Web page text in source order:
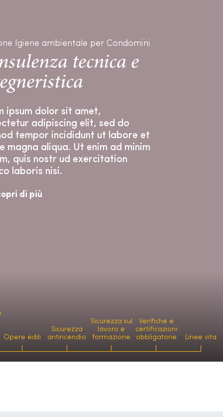
Igiene ambientale per Condomini
tecnica e
ipsum dolor sit amet,
adipiscing elit, sed do
tempor incididunt ut labore et
magna aliqua. Ut enim ad minim
quis nostr ud exercitation
laboris nisi.
di più
Opere edili
Sicurezza
antincendio
Sicurezza sul
lavoro e
formazione
Verifiche e
certificazioni
obbligatorie
Linee vita